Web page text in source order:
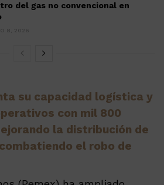
del gas no convencional en
8, 2026
su capacidad logística y
con mil 800
la distribución de
el robo de